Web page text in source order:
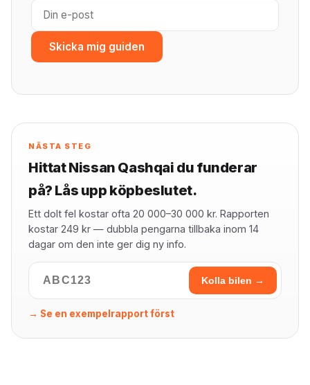
Skicka mig guiden
NÄSTA STEG
Hittat Nissan Qashqai du funderar
på? Lås upp köpbeslutet.
Ett dolt fel kostar ofta 20 000–30 000 kr. Rapporten
kostar 249 kr — dubbla pengarna tillbaka inom 14
dagar om den inte ger dig ny info.
Kolla bilen →
→ Se en exempelrapport först